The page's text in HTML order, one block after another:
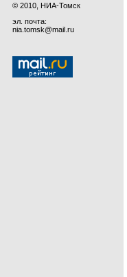
© 2010, НИА-Томск
эл. почта:
nia.tomsk@mail.ru